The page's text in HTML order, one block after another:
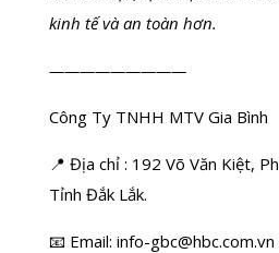
kinh tế và an toàn hơn.
—————————
Công Ty TNHH MTV Gia Bình
📍 Địa chỉ : 192 Võ Văn Kiệt,
Tỉnh Đắk Lắk.
📧 Email: info-gbc@hbc.com.vn